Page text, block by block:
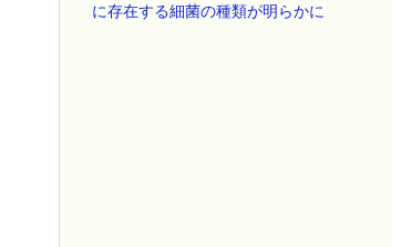
に存在する細菌の種類が明らかに